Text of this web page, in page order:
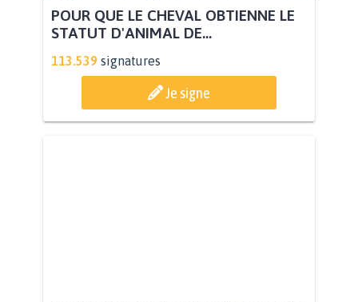
POUR QUE LE CHEVAL OBTIENNE LE
STATUT D'ANIMAL DE...
113.539 signatures
Je signe